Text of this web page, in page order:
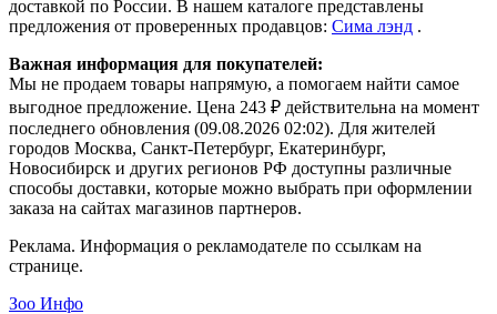
доставкой по России. В нашем каталоге представлены
предложения от проверенных продавцов: Сима лэнд .
Важная информация для покупателей:
Мы не продаем товары напрямую, а помогаем найти самое
выгодное предложение. Цена 243 ₽ действительна на момент
последнего обновления (09.08.2026 02:02). Для жителей
городов Москва, Санкт-Петербург, Екатеринбург,
Новосибирск и других регионов РФ доступны различные
способы доставки, которые можно выбрать при оформлении
заказа на сайтах магазинов партнеров.
Реклама. Информация о рекламодателе по ссылкам на
странице.
Зоо Инфо